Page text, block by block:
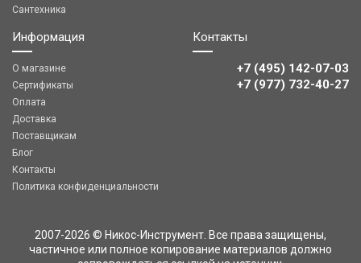
Сантехника
Информация
О магазине
Сертификаты
Оплата
Доставка
Поставщикам
Блог
Контакты
Политика конфиденциальности
Контакты
+7 (495) 142-07-03
‎‎+7 (977) 732-40-27
2007-2026 © Никос-Инструмент. Все права защищены,
частичное или полное копирование материалов должно